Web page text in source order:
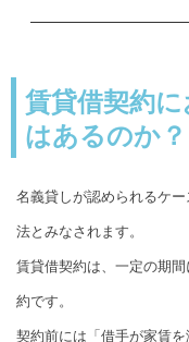
賃貸借契約
はあるのか？
名義貸しが認められるケ
法とみなされます。
賃貸借契約は、一定の期
約です。
契約前には「借手が家賃